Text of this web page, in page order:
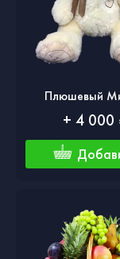
Плюшевый
+ 4 000